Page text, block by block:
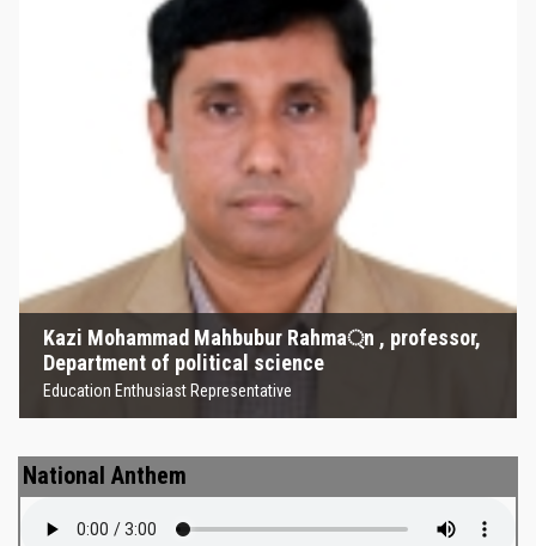
Kazi Mohammad Mahbubur Rahma্‌n , professor,
Department of political science
Education Enthusiast Representative
Kazi Mohammad Mahbubur
Rahma্‌n , professor, Department
of political science
Education Enthusiast Representative
National Anthem